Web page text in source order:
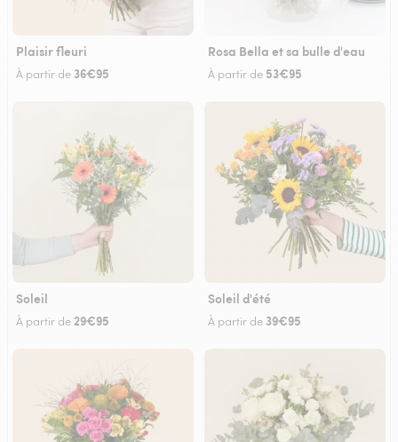
Plaisir fleuri
À partir de 36€95
Rosa Bella et sa bulle d'eau
À partir de 53€95
Soleil
À partir de29€95
Soleil d'été
À partir de 39€95